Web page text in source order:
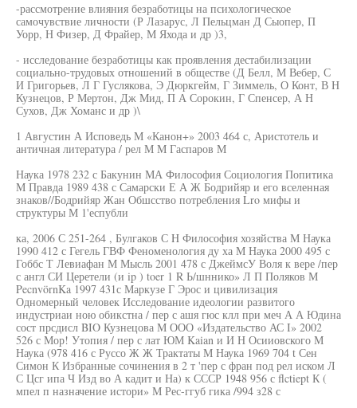
-рассмотрение влияния безработицы на психологическое
самочувствие личности (Р Лазарус, Л Пельцман Д Сыопер, П
Уорр, Н Физер, Д Фрайер, М Яхода и др )3,
- исследование безработицы как проявления дестабилизации
социально-трудовых отношений в обществе (Д Белл, М Вебер, С
И Григорьев, Л Г Гуслякова, Э Дюркгейм, Г Зиммель, О Конт, В Н
Кузнецов, Р Мертон, Дж Мид, П А Сорокин, Г Спенсер, А Н
Сухов, Дж Хоманс и др )\
1 Августин А Исповедь М «Канон+» 2003 464 с, Аристотель и
античная литература / рел М М Гаспаров М
Наука 1978 232 с Бакунин МА Философия Социология Попитика
М Правда 1989 438 с Самарски Е А Ж Бодрийяр и его вселенная
знаков//Бодрийяр Жан Обшсство потребления Lro мифы и
структуры М 1'еспубли
ка, 2006 С 251-264 , Булгаков С H Философия хозяйства М Наука
1990 412 с Гегель ГВФ Феноменология ду ха М Наука 2000 495 с
Гоббс Т Левиафан М Мысль 2001 478 с ДжеймсУ Воля к вере /пер
с англ СИ Церетели (и ip ) toer 1 R Ь/шннико» Л П Поляков М
PecnvörnKa 1997 431с Маркузе Г Эрос и цивилизация
Одномерный человек Исследование идеологии развитого
индустриаи ною обикстна / пер с ашя гюс клл при меч А А Юдина
сост прсдисл BIO Кузнецова М ООО «Издательство АС I» 2002
526 с Мор! Утопия / пер с лат ЮМ Kaian и И Н Осииовского М
Наука (978 416 с Руссо Ж Ж Трактаты М Наука 1969 704 t Сен
Симон К Избранные сочинения в 2 т 'пер с фран под рел иском Л
С Цсг ипа Ч Изд во А кадит и На) к СССР 1948 956 с flctiept К (
мпел п назначение истори» М Рес-ггуб гика /994 з28 с